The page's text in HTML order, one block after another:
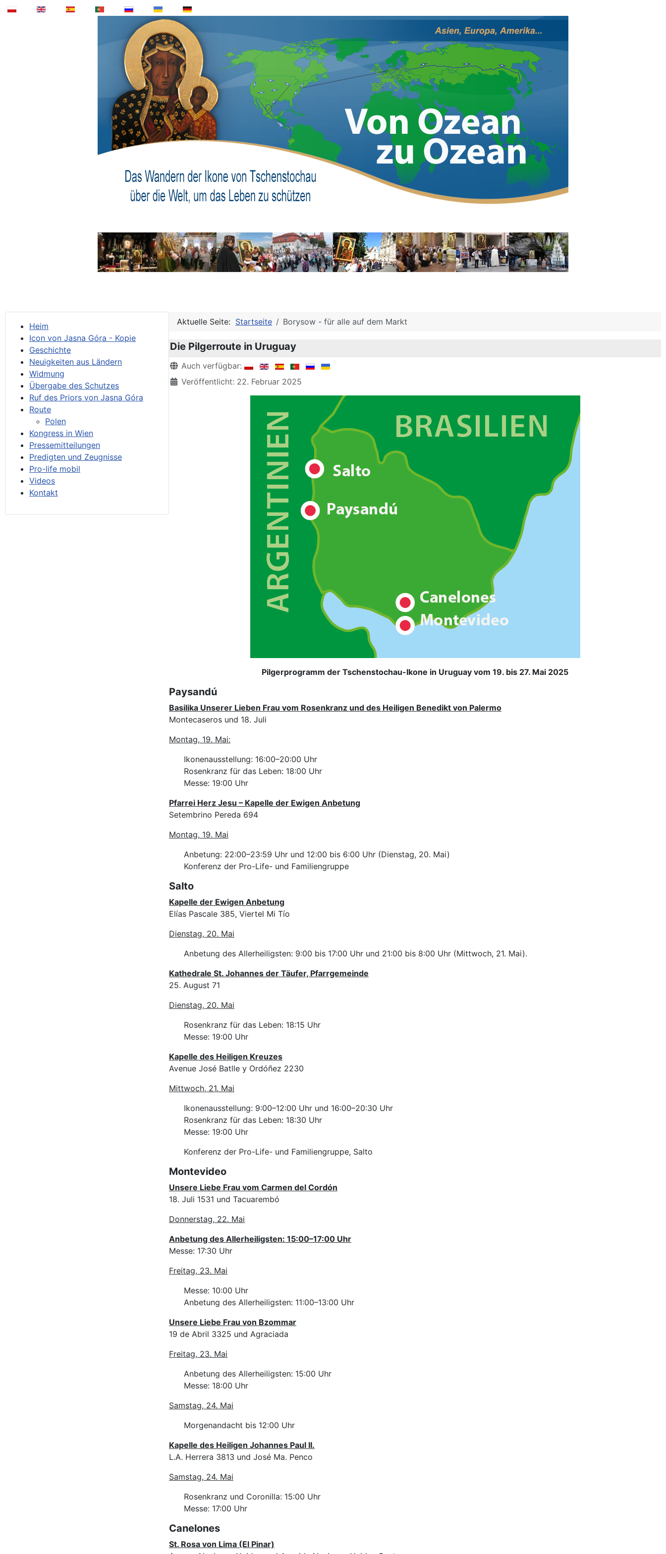
Heim
Icon von Jasna Góra - Kopie
Geschichte
Neuigkeiten aus Ländern
Widmung
Übergabe des Schutzes
Ruf des Priors von Jasna Góra
Route
Polen
Kongress in Wien
Pressemitteilungen
Predigten und Zeugnisse
Pro-life mobil
Videos
Kontakt
Aktuelle Seite: Startseite Borysow - für alle auf dem Markt
Die Pilgerroute in Uruguay
Details
Auch verfügbar:
Veröffentlicht: 22. Februar 2025
Pilgerprogramm der Tschenstochau-Ikone in Uruguay vom 19. bis 27. Mai 2025
Paysandú
Basilika Unserer Lieben Frau vom Rosenkranz und des Heiligen Benedikt von Palermo
Montecaseros und 18. Juli
Montag, 19. Mai:
Ikonenausstellung: 16:00–20:00 Uhr
Rosenkranz für das Leben: 18:00 Uhr
Messe: 19:00 Uhr
Pfarrei Herz Jesu – Kapelle der Ewigen Anbetung
Setembrino Pereda 694
Montag, 19. Mai
Anbetung: 22:00–23:59 Uhr und 12:00 bis 6:00 Uhr (Dienstag, 20. Mai)
Konferenz der Pro-Life- und Familiengruppe
Salto
Kapelle der Ewigen Anbetung
Elías Pascale 385, Viertel Mi Tío
Dienstag, 20. Mai
Anbetung des Allerheiligsten: 9:00 bis 17:00 Uhr und 21:00 bis 8:00 Uhr (Mittwoch, 21. Mai).
Kathedrale St. Johannes der Täufer, Pfarrgemeinde
25. August 71
Dienstag, 20. Mai
Rosenkranz für das Leben: 18:15 Uhr
Messe: 19:00 Uhr
Kapelle des Heiligen Kreuzes
Avenue José Batlle y Ordóñez 2230
Mittwoch, 21. Mai
Ikonenausstellung: 9:00–12:00 Uhr und 16:00–20:30 Uhr
Rosenkranz für das Leben: 18:30 Uhr
Messe: 19:00 Uhr
Konferenz der Pro-Life- und Familiengruppe, Salto
Montevideo
Unsere Liebe Frau vom Carmen del Cordón
18. Juli 1531 und Tacuarembó
Donnerstag, 22. Mai
Anbetung des Allerheiligsten: 15:00–17:00 Uhr
Messe: 17:30 Uhr
Freitag, 23. Mai
Messe: 10:00 Uhr
Anbetung des Allerheiligsten: 11:00–13:00 Uhr
Unsere Liebe Frau von Bzommar
19 de Abril 3325 und Agraciada
Freitag, 23. Mai
Anbetung des Allerheiligsten: 15:00 Uhr
Messe: 18:00 Uhr
Samstag, 24. Mai
Morgenandacht bis 12:00 Uhr
Kapelle des Heiligen Johannes Paul II.
L.A. Herrera 3813 und José Ma. Penco
Samstag, 24. Mai
Rosenkranz und Coronilla: 15:00 Uhr
Messe: 17:00 Uhr
Canelones
St. Rosa von Lima (El Pinar)